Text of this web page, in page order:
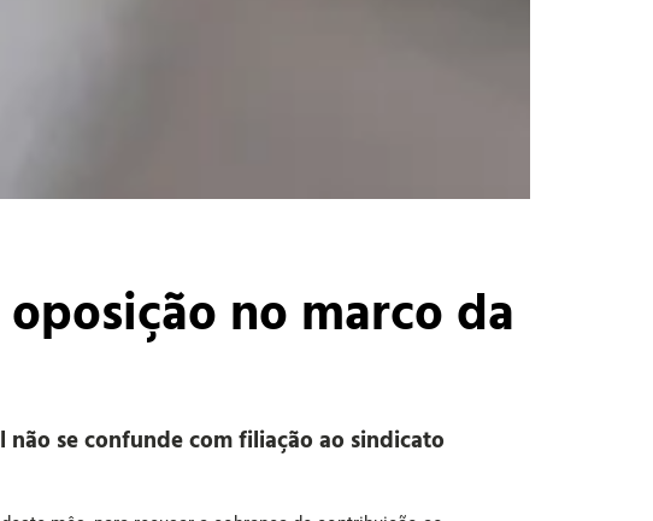
no marco da
se confunde com filiação ao sindicato